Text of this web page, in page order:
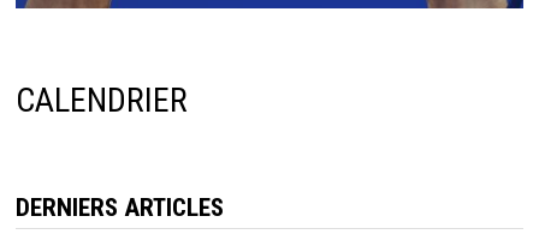
CALENDRIER
DERNIERS ARTICLES